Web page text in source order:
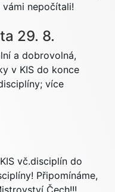
nepočítali!
29. 8.
a dobrovolná,
v KIS do konce
více
vč.disciplín do
Připomínáme,
Čech!!!